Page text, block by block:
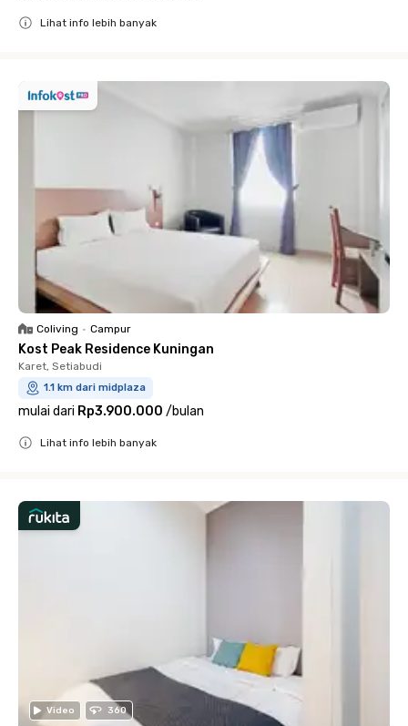
Lihat info lebih banyak
Coliving • Campur
Kost Peak Residence Kuningan
Karet, Setiabudi
1.1 km dari midplaza
mulai dari Rp3.900.000 /bulan
Lihat info lebih banyak
Video 360